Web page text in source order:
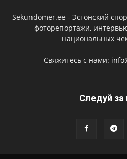
Sekundomer.ee - Эстонский
фоторепортажи,
национальных
Свяжитесь с нами:
Cледуй за